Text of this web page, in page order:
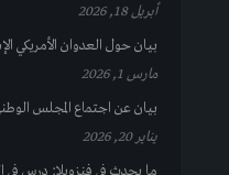
أبريل 18, 2026
بيان حول العدوان الأمريكي
مارس 1, 2026
بيان عن اجتماع المجلس الوطني رشاد 20
يناير 20, 2026
ما يحدث في فنزويلا: درس في